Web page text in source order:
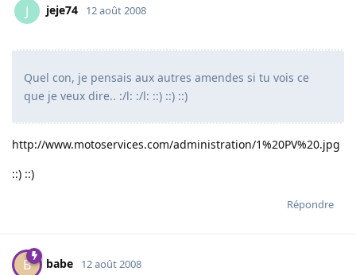
J jeje74 12 août 2008
Quel con, je pensais aux autres amendes si tu vois ce
que je veux dire.. :/l: :/l: ::) ::) ::)
http://www.motoservices.com/administration/1%20PV%20.jpg
::) ::)
Répondre
B babe 12 août 2008